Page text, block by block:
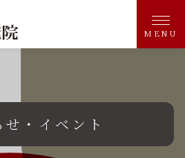
MENU
せ・イベント